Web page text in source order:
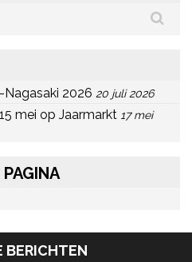
Nagasaki 2026 20 juli 2026
mei op Jaarmarkt 17 mei
BERICHTEN